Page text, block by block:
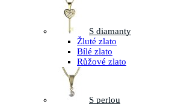
S diamanty
Žluté zlato
Bílé zlato
Růžové zlato
S perlou